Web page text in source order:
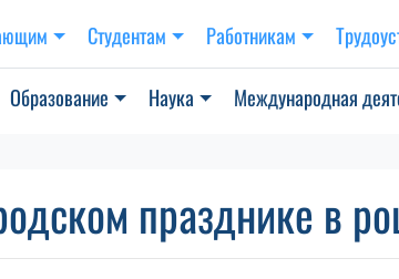
Студентам Работникам
Образование Наука Международная
празднике в